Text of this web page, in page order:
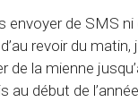
de SMS ni
revoir du matin,
de la mienne
au début de